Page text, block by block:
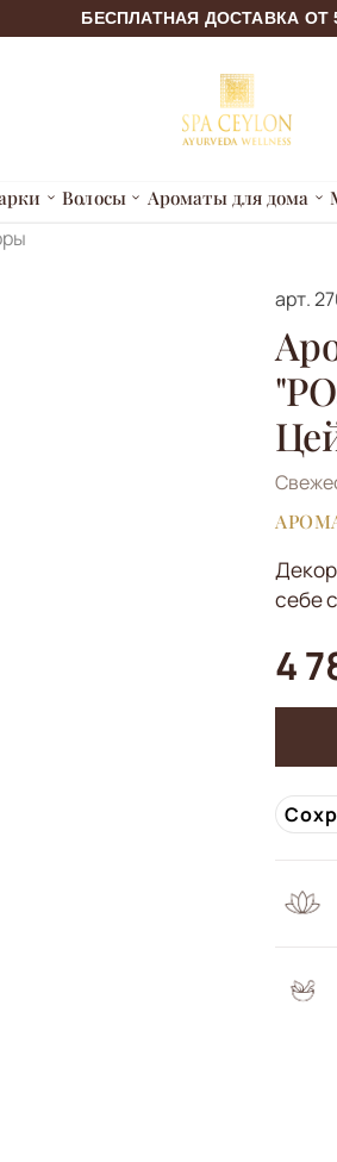
БЕСПЛАТНАЯ ДОСТАВКА ОТ
Волосы Ароматы для дома
арт.
4
себе